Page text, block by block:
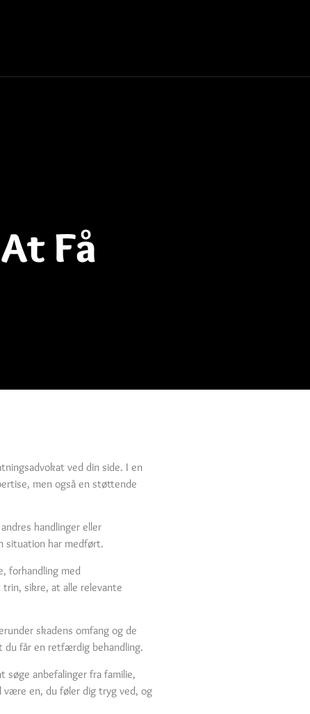
Få
ved din side. I en
men også en støttende
handlinger eller
situation har medført.
forhandling med
sikre, at alle relevante
skadens omfang og de
du får en retfærdig behandling.
anbefalinger fra familie,
en, du føler dig tryg ved, og